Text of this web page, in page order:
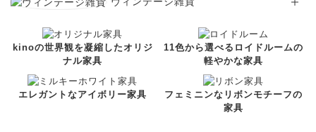
kinoの世界観を凝縮したオリジ
ナル家具
11色から選べるロイドルームの
軽やかな家具
エレガントなアイボリー家具
フェミニンなリボンモチーフの
家具